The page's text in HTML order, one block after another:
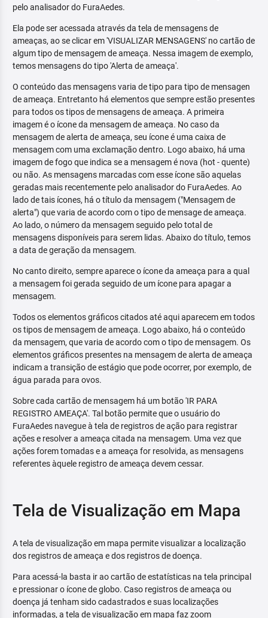
pelo analisador do FuraAedes.
Ela pode ser acessada através da tela de mensagens de
ameaças, ao se clicar em 'VISUALIZAR MENSAGENS' no cartão de
algum tipo de mensagem de ameaça. Nessa imagem de exemplo,
temos mensagens do tipo 'Alerta de ameaça'.
O conteúdo das mensagens varia de tipo para tipo de mensagen
de ameaça. Entretanto há elementos que sempre estão presentes
para todos os tipos de mensagens de ameaça. A primeira
imagem é o ícone da mensagem de ameaça. No caso da
mensagem de alerta de ameaça, seu ícone é uma caixa de
mensagem com uma exclamação dentro. Logo abaixo, há uma
imagem de fogo que indica se a mensagem é nova (hot - quente)
ou não. As mensagens marcadas com esse ícone são aquelas
geradas mais recentemente pelo analisador do FuraAedes. Ao
lado de tais ícones, há o título da mensagem ("Mensagem de
alerta") que varia de acordo com o tipo de mensage de ameaça.
Ao lado, o número da mensagem seguido pelo total de
mensagens disponíveis para serem lidas. Abaixo do título, temos
a data de geração da mensagem.
No canto direito, sempre aparece o ícone da ameaça para a qual
a mensagem foi gerada seguido de um ícone para apagar a
mensagem.
Todos os elementos gráficos citados até aqui aparecem em todos
os tipos de mensagem de ameaça. Logo abaixo, há o conteúdo
da mensagem, que varia de acordo com o tipo de mensagem. Os
elementos gráficos presentes na mensagem de alerta de ameaça
indicam a transição de estágio que pode ocorrer, por exemplo, de
água parada para ovos.
Sobre cada cartão de mensagem há um botão 'IR PARA
REGISTRO AMEAÇA'. Tal botão permite que o usuário do
FuraAedes navegue à tela de registros de ação para registrar
ações e resolver a ameaça citada na mensagem. Uma vez que
ações forem tomadas e a ameaça for resolvida, as mensagens
referentes àquele registro de ameaça devem cessar.
Tela de Visualização em Mapa
A tela de visualização em mapa permite visualizar a localização
dos registros de ameaça e dos registros de doença.
Para acessá-la basta ir ao cartão de estatísticas na tela principal
e pressionar o ícone de globo. Caso registros de ameaça ou
doença já tenham sido cadastrados e suas localizações
informadas, a tela de visualização em mapa faz zoom